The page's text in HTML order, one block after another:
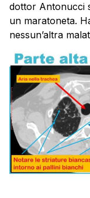
dottor Antonucci
un maratoneta.
nessun’altra